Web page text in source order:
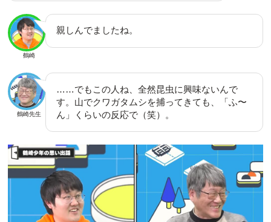
鶴崎
親しんでましたね。
鶴崎先生
……でもこの人ね、全然昆虫に興味ないんで
す。山でクワガタムシを捕ってきても、「ふ〜
ん」くらいの反応で（笑）。